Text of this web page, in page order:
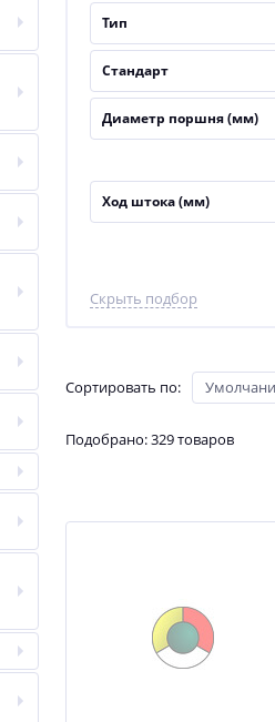
Тип
Стандарт
Диаметр поршня (мм)
Ход штока (мм)
Скрыть подбор
Сортировать по:
Подобрано: 329 товаров